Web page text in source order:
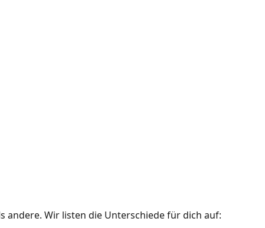
andere. Wir listen die Unterschiede für dich auf: